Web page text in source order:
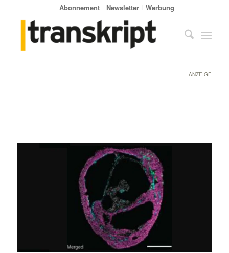
Abonnement Newsletter Werbung
ANZEIGE